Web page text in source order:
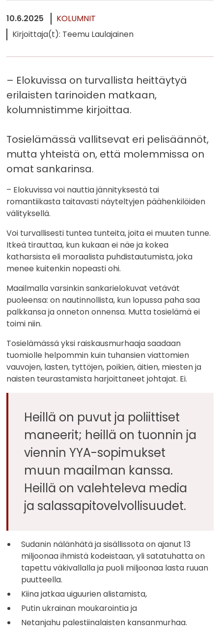
10.6.2025
KOLUMNIT
Kirjoittaja(t): Teemu Laulajainen
– Elokuvissa on turvallista heittäytyä
erilaisten tarinoiden matkaan,
kolumnistimme kirjoittaa.
Tosielämässä vallitsevat eri pelisäännöt,
mutta yhteistä on, että molemmissa on
omat sankarinsa.
– Elokuvissa voi nauttia jännityksestä tai
romantiikasta taitavasti näyteltyjen päähenkilöiden
välityksellä.
Voi turvallisesti tuntea tunteita, joita ei muuten tunne.
Itkeä tirauttaa, kun kukaan ei näe ja kokea
katharsista eli moraalista puhdistautumista, joka
menee kuitenkin nopeasti ohi.
Maailmalla varsinkin sankarielokuvat vetävät
puoleensa: on nautinnollista, kun lopussa paha saa
palkkansa ja onneton onnensa. Mutta tosielämä ei
toimi niin.
Tosielämässä yksi raiskausmurhaaja saadaan
tuomiolle helpommin kuin tuhansien viattomien
vauvojen, lasten, tyttöjen, poikien, äitien, miesten ja
naisten teurastamista harjoittaneet johtajat. Ei.
Heillä on puvut ja poliittiset
maneerit; heillä on tuonnin ja
viennin YYA-sopimukset
muun maailman kanssa.
Heillä on valehteleva media
ja salassapitovelvollisuudet.
Sudanin nälänhätä ja sisällissota on ajanut 13
miljoonaa ihmistä kodeistaan, yli satatuhatta on
tapettu väkivallalla ja puoli miljoonaa lasta ruuan
puutteella.
Kiina jatkaa uiguurien alistamista,
Putin ukrainan moukarointia ja
Netanjahu palestiinalaisten kansanmurhaa.